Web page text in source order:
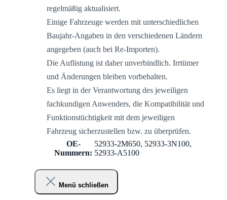
regelmäßig aktualisiert.
Einige Fahrzeuge werden mit unterschiedlichen
Baujahr-Angaben in den verschiedenen Ländern
angegeben (auch bei Re-Importen).
Die Auflistung ist daher unverbindlich. Irrtümer
und Änderungen bleiben vorbehalten.
Es liegt in der Verantwortung des jeweiligen
fachkundigen Anwenders, die Kompatibilität und
Funktionstüchtigkeit mit dem jeweiligen
Fahrzeug sicherzustellen bzw. zu überprüfen.
OE-
Nummern:
52933-2M650, 52933-3N100,
52933-A5100
Menü schließen